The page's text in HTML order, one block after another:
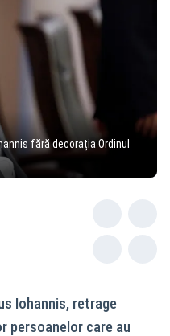
fără decorația Ordinul
Iohannis, retrage
persoanelor care au